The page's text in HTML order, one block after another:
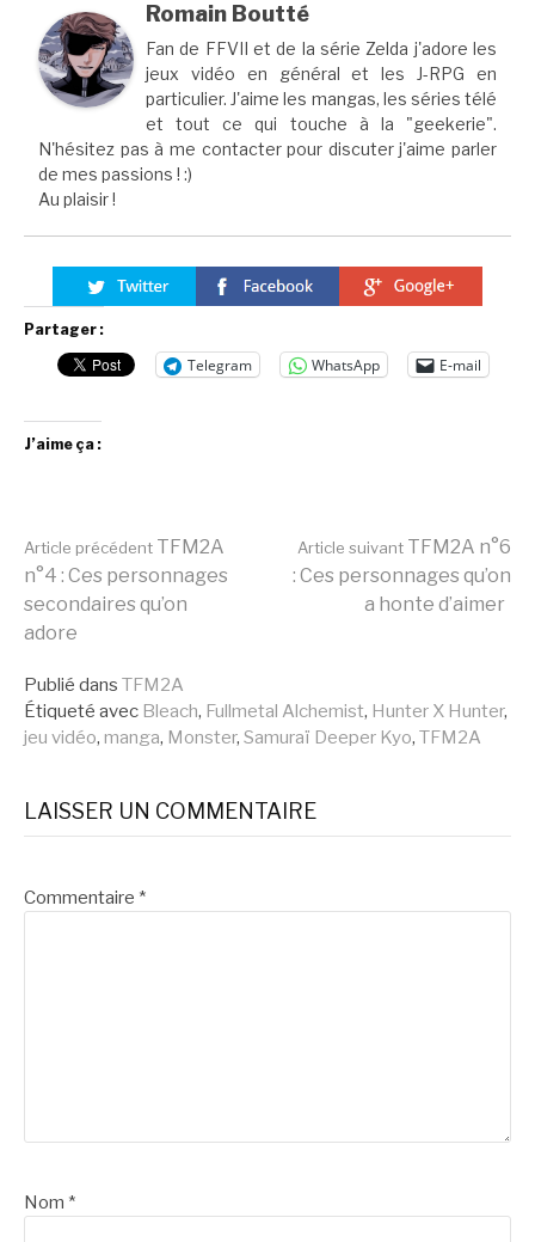
Romain Boutté
Fan de FFVII et de la série Zelda j'adore les
jeux vidéo en général et les J-RPG en
particulier. J'aime les mangas, les séries télé
et tout ce qui touche à la "geekerie".
N'hésitez pas à me contacter pour discuter j'aime parler
de mes passions ! :)
Au plaisir !
Partager :
Telegram WhatsApp E-mail
J’aime ça :
Lire
la
suite
Article précédent TFM2A
n°4 : Ces personnages
secondaires qu’on
adore
Article suivant TFM2A n°6
: Ces personnages qu’on
a honte d’aimer
Publié dans TFM2A
Étiqueté avec Bleach, Fullmetal Alchemist, Hunter X Hunter,
jeu vidéo, manga, Monster, Samuraï Deeper Kyo, TFM2A
LAISSER UN COMMENTAIRE
Commentaire *
Nom *